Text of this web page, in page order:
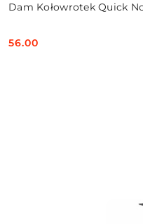
Dam Kołowrotek Quick
Cena:
56.00